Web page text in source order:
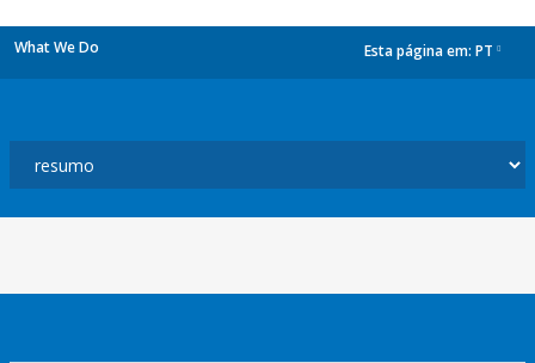
What We Do Esta página em: PT